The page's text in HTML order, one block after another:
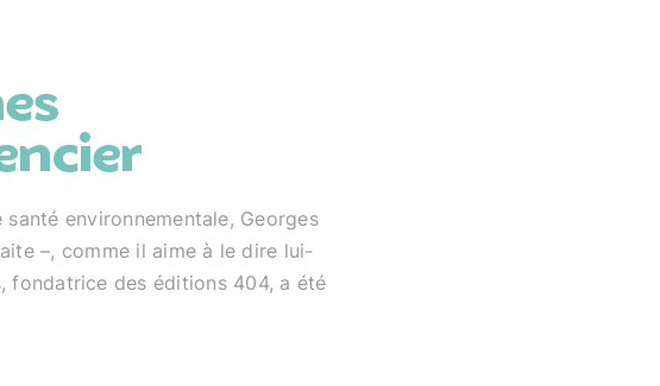
environnementale, Georges
–, comme il aime à le dire lui-
fondatrice des éditions 404, a été